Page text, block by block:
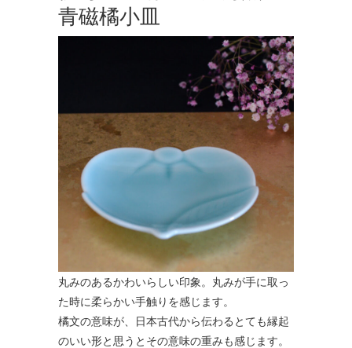
青磁橘小皿
丸みのあるかわいらしい印象。丸みが手に取っ
た時に柔らかい手触りを感じます。
橘文の意味が、日本古代から伝わるとても縁起
のいい形と思うとその意味の重みも感じます。